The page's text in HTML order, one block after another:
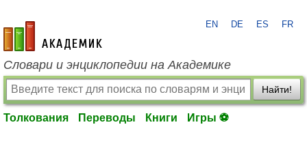
academic.ru
EN DE ES FR
Словари и энциклопедии на Академике
Найти!
Толкования Переводы Книги Игры ⚽